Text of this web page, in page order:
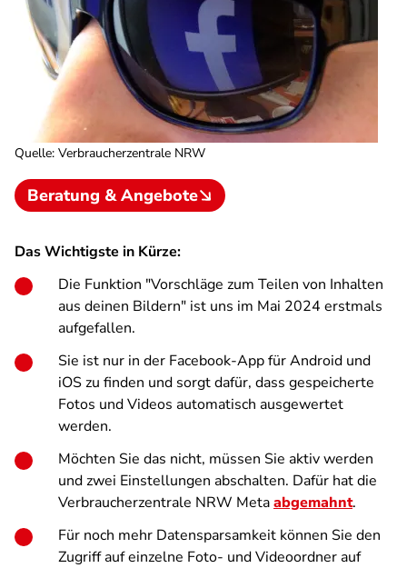
Quelle: Verbraucherzentrale NRW
Beratung & Angebote
Das Wichtigste in Kürze:
Die Funktion "Vorschläge zum Teilen von Inhalten
aus deinen Bildern" ist uns im Mai 2024 erstmals
aufgefallen.
Sie ist nur in der Facebook-App für Android und
iOS zu finden und sorgt dafür, dass gespeicherte
Fotos und Videos automatisch ausgewertet
werden.
Möchten Sie das nicht, müssen Sie aktiv werden
und zwei Einstellungen abschalten. Dafür hat die
Verbraucherzentrale NRW Metaabgemahnt.
Für noch mehr Datensparsamkeit können Sie den
Zugriff auf einzelne Foto- und Videoordner auf